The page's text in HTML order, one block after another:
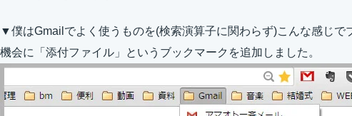
▼僕はGmailでよく使うものを(検索演算子に関わらず)こんな感じで
機会に「添付ファイル」というブックマークを追加しました。